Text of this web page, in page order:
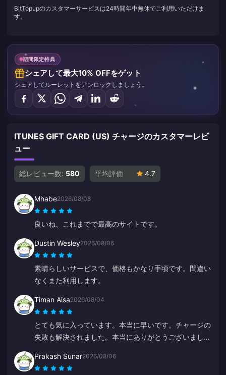
BitTopupのカスタマーサービスは24時間年中無休でご利用いただけま
す。
期間限定特典
シェアして最大10% OFFをゲット
シェアしてルーレットをアンロックしましょう。
ITUNES GIFT CARD (US) チャージのカスタマーレビ
ュー
総レビュー数: 580 平均評価 4.7
Mhabe2026/08/08
良いね、これまでで最高のサイトです。
Dustin Wesley2026/08/06
素晴らしいサービスで、価格もかなり手頃です。間違い
なくまた利用します。
Timan Aisa2026/08/04
とても気に入っています。本当に早いです。チャージの
失敗も解決されました。本当にありがとうございまし
Prakash Sunar2026/08/06